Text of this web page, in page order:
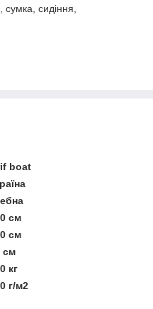
сумка, сидіння,
boat
см
см
см
кг
г/м2